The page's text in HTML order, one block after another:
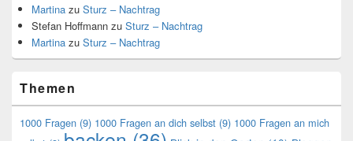
Martina zu Sturz – Nachtrag
Stefan Hoffmann zu Sturz – Nachtrag
Martina zu Sturz – Nachtrag
Themen
1000 Fragen (9) 1000 Fragen an dich selbst (9) 1000 Fragen an mich